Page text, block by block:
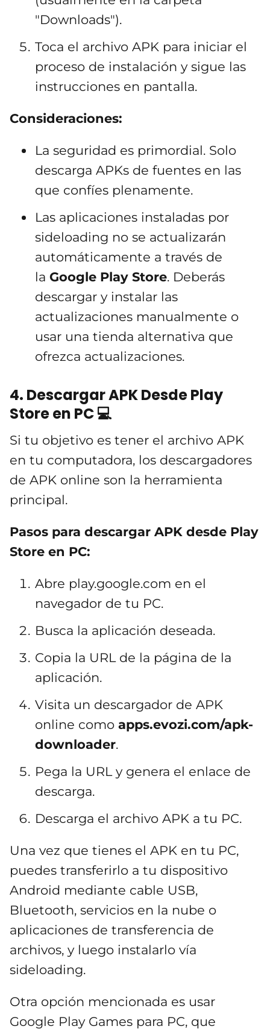
"Downloads").
Toca el archivo APK para iniciar el
proceso de instalación y sigue las
instrucciones en pantalla.
Consideraciones:
La seguridad es primordial. Solo
descarga APKs de fuentes en las
que confíes plenamente.
Las aplicaciones instaladas por
sideloading no se actualizarán
automáticamente a través de
la Google Play Store. Deberás
descargar y instalar las
actualizaciones manualmente o
usar una tienda alternativa que
ofrezca actualizaciones.
4. Descargar APK Desde Play
Store en PC 💻
Si tu objetivo es tener el archivo APK
en tu computadora, los descargadores
de APK online son la herramienta
principal.
Pasos para descargar APK desde Play
Store en PC:
Abre play.google.com en el
navegador de tu PC.
Busca la aplicación deseada.
Copia la URL de la página de la
aplicación.
Visita un descargador de APK
online como apps.evozi.com/apk-
downloader.
Pega la URL y genera el enlace de
descarga.
Descarga el archivo APK a tu PC.
Una vez que tienes el APK en tu PC,
puedes transferirlo a tu dispositivo
Android mediante cable USB,
Bluetooth, servicios en la nube o
aplicaciones de transferencia de
archivos, y luego instalarlo vía
sideloading.
Otra opción mencionada es usar
Google Play Games para PC, que